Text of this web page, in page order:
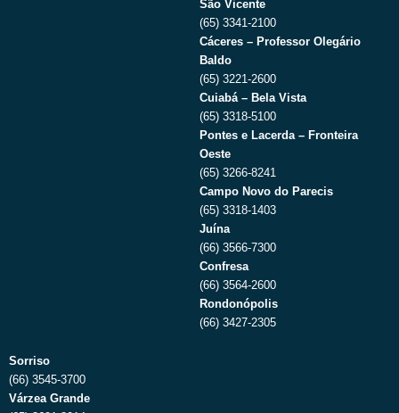
São Vicente
(65) 3341-2100
Cáceres – Professor Olegário
Baldo
(65) 3221-2600
Cuiabá – Bela Vista
(65) 3318-5100
Pontes e Lacerda – Fronteira
Oeste
(65) 3266-8241
Campo Novo do Parecis
(65) 3318-1403
Juína
(66) 3566-7300
Confresa
(66) 3564-2600
Rondonópolis
(66) 3427-2305
Sorriso
(66) 3545-3700
Várzea Grande